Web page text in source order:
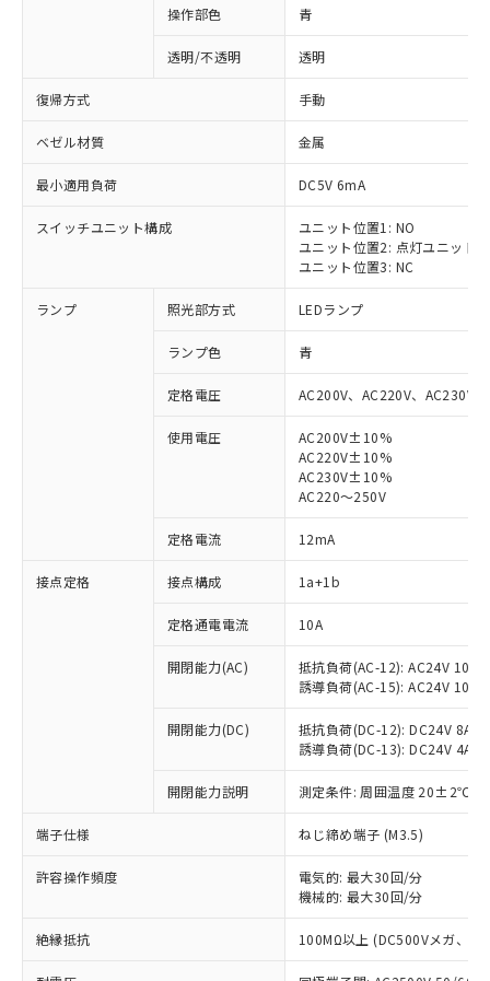
操作部色 青
透明/不透明 透明
復帰方式 手動
ベゼル材質 金属
最小適用負荷 DC5V 6mA
スイッチユニット構成
ユニット位置1: NO
ユニット位置2: 点灯ユニット
ユニット位置3: NC
ランプ 照光部方式 LEDランプ
ランプ色 青
定格電圧 AC200V、AC220V、AC230V
使用電圧
AC200V±10%
AC220V±10%
AC230V±10%
AC220～250V
定格電流 12mA
接点定格 接点構成 1a+1b
定格通電電流 10A
開閉能力(AC)
抵抗負荷(AC-12): AC24V 10A/
誘導負荷(AC-15): AC24V
開閉能力(DC)
抵抗負荷(DC-12): DC24V 8A/
誘導負荷(DC-13): DC24V 4A/
開閉能力説明 測定条件: 周囲温度 20±2℃、
端子仕様 ねじ締め端子 (M3.5)
許容操作頻度
電気的: 最大30回/分
機械的: 最大30回/分
絶縁抵抗 100MΩ以上 (DC500Vメガ、点
ご利用条件
以下の条件をお読みいただき、同意のうえ
本サービスは、当社制御機器事業取扱
商品の当社在庫状況および標準価格
(税抜)を提供させていただくもので
当社制御機器事業取扱商品の中には、
本サービスの対象外となる商品もある
対応済み：EU RoHS指令（10物質）の
非含有に対応した製品が提供可能な商品で
対応予定：EU RoHS指令（10物質）の非含
有に対応した製品に切り替える予定のある
対応予定なし：EU RoHS指令（10物質）の
非含有に非対応の商品で、対応品を出す予
定はありません。
調査・確認中：EU RoHS指令（10物質）の
非含有の対応状況を調査中または確認中の
非該当品：ライセンス料など無形物で、有
害物質有無と関係のない商品です。
仕入先様の事情により、非含有部品として
※1 中国RoHS○×表
「○」：最大均質材料含有率が中国RoHSの
基準値以下であることを示します。
「×」：最大均質材料含有率が中国RoHSの